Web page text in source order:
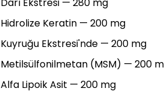
Hidrolize Keratin — 200 mg
Kuyruğu Ekstresi'nde — 200 mg
Metilsülfonilmetan (MSM) — 200
Alfa Lipoik Asit — 200 mg